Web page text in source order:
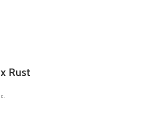
Rust